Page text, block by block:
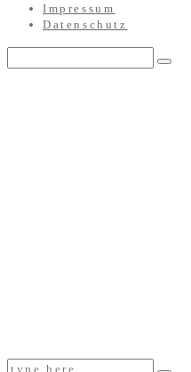
Impressum
Datenschutz